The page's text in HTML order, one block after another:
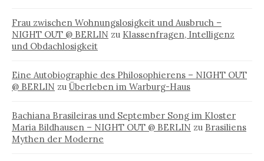
Frau zwischen Wohnungslosigkeit und Ausbruch –
NIGHT OUT @ BERLIN zu Klassenfragen, Intelligenz
und Obdachlosigkeit
Eine Autobiographie des Philosophierens – NIGHT OUT
@ BERLIN zu Überleben im Warburg-Haus
Bachiana Brasileiras und September Song im Kloster
Maria Bildhausen – NIGHT OUT @ BERLIN zu Brasiliens
Mythen der Moderne